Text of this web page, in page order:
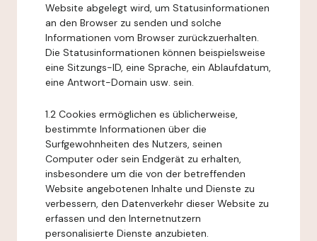
Website abgelegt wird, um Statusinformationen
an den Browser zu senden und solche
Informationen vom Browser zurückzuerhalten.
Die Statusinformationen können beispielsweise
eine Sitzungs-ID, eine Sprache, ein Ablaufdatum,
eine Antwort-Domain usw. sein.
1.2 Cookies ermöglichen es üblicherweise,
bestimmte Informationen über die
Surfgewohnheiten des Nutzers, seinen
Computer oder sein Endgerät zu erhalten,
insbesondere um die von der betreffenden
Website angebotenen Inhalte und Dienste zu
verbessern, den Datenverkehr dieser Website zu
erfassen und den Internetnutzern
personalisierte Dienste anzubieten.